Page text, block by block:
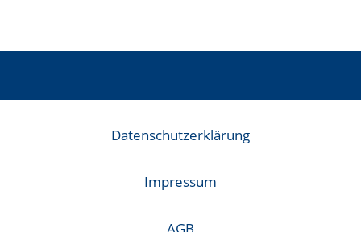
Datenschutzerklärung
Impressum